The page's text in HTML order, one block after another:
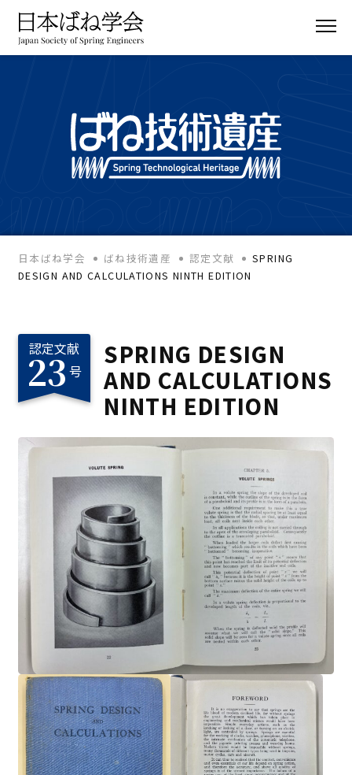
日本ばね学会 ばね技術遺産 認定文献
SPRING
DESIGN AND CALCULATIONS NINTH EDITION
認定文献
23号
SPRING DESIGN
AND CALCULATIONS
NINTH EDITION